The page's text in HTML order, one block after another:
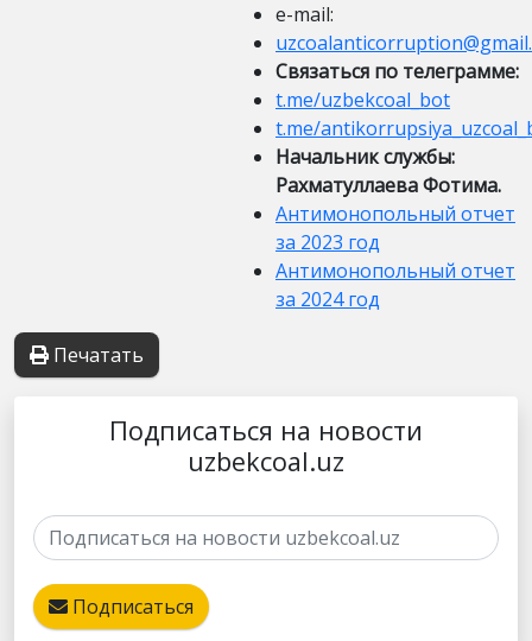
e-mail:
Cвязаться по телеграмме:
t.me/uzbekcoal_bot
t.me/
Начальник службы:
Рахматуллаева Фотима.
Антимонопольный отчет
за 2023 год
Антимонопольный отчет
за 2024 год
Печатать
Подписаться на новости
uzbekcoal.uz
Подписаться